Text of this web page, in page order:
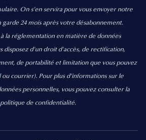
On s’en servira pour vous envoyer notre
garde 24 mois après votre désabonnement.
la réglementation en matière de données
disposez d'un droit d'accès, de rectification,
de portabilité et limitation que vous pouvez
ou courrier). Pour plus d’informations sur le
personnelles, vous pouvez consulter la
politique de confidentialité.